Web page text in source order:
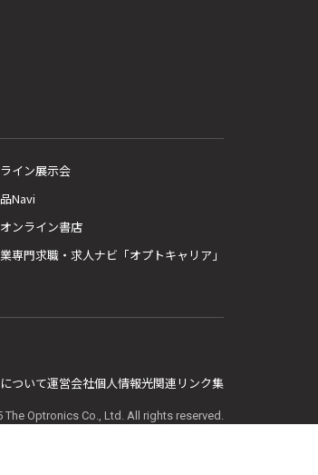
イン展示会
Navi
ンライン書店
専門求職・求人ナビ「オプトキャリア」
ついて運営会社個人情報光関連リンク集
The Optronics Co., Ltd. All rights reserved.